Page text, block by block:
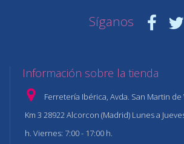
Síganos
Información sobre la tienda
Ferretería Ibérica, Avda. San Martin de
Km 3 28922 Alcorcon (Madrid) Lunes a
h. Viernes: 7:00 - 17:00 h.